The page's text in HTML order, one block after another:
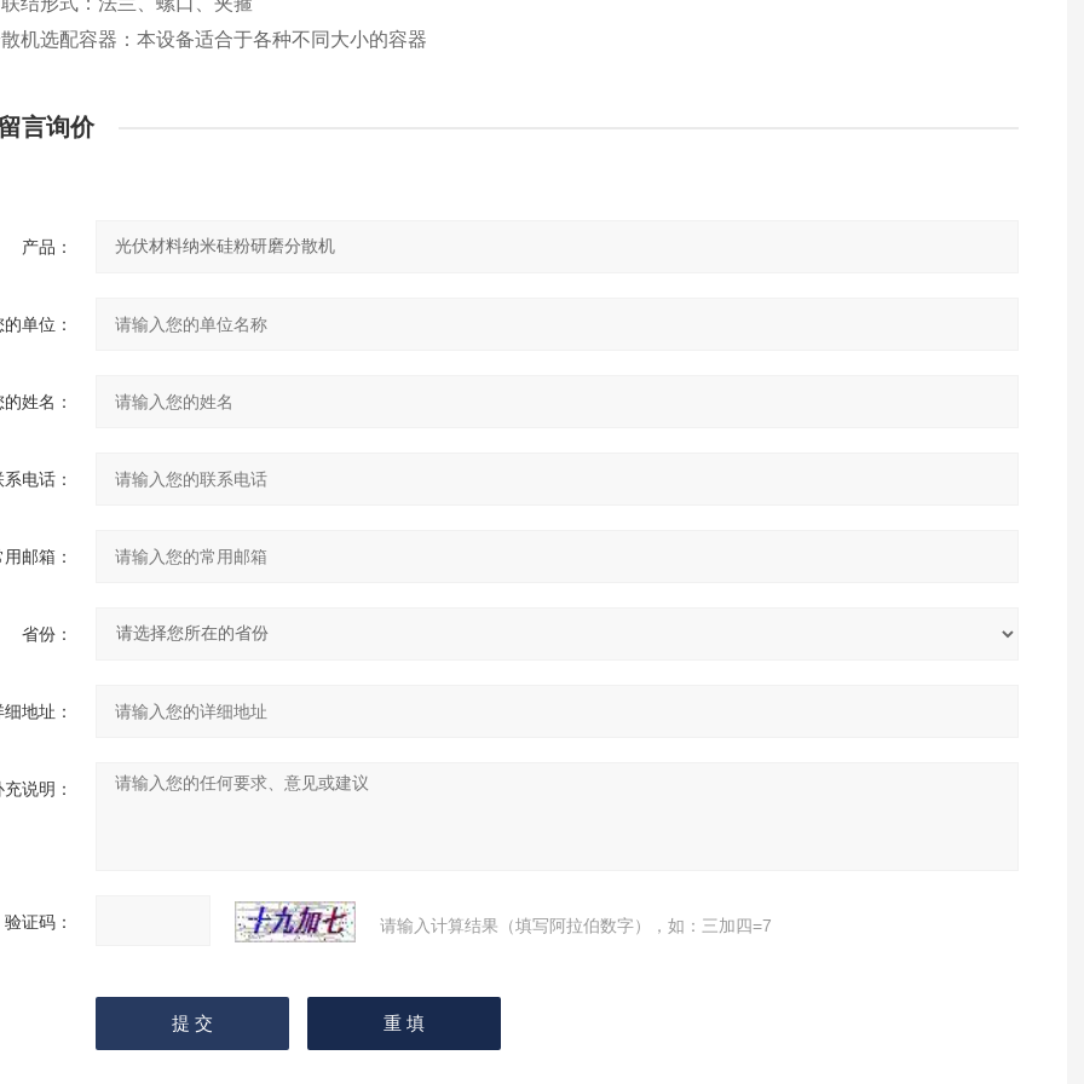
机选配容器：本设备适合于各种不同大小的容器
留言询价
产品：
的单位：
的姓名：
系电话：
用邮箱：
省份：
细地址：
充说明：
验证码： 请输入计算结果（填写阿拉伯数字），如：三加四=7